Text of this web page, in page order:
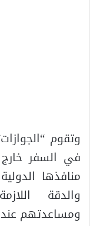
وتقوم
في السفر
منافذها
والدقة
ومساعدتهم عند